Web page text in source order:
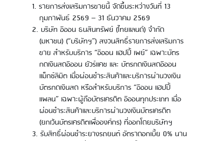
รายการส่งเสริมการขายนี้ จัดขึ้นระหว่างวันที่ 13
กุมภาพันธ์ 2569 – 31 ธันวาคม 2569
บริษัท อิออน ธนสินทรัพย์ (ไทยแลนด์) จำกัด
(มหาชน) (“บริษัทฯ”) สงวนสิทธิ์รายการส่งเสริมการ
ขาย สำหรับบริการ “อิออน แฮปปี้ เพย์” เฉพาะบัตร
กดเงินสดอิออน ยัวร์แคช และ บัตรกดเงินสดอิออน
แม็กซ์ลิมิต เมื่อผ่อนชำระสินค้าและบริการผ่านวงเงิน
บัตรกดเงินสด หรือสำหรับบริการ “อิออน แฮปปี้
แพลน” เฉพาะผู้ถือบัตรเครดิต อิออนทุกประเภท เมื่อ
ผ่อนชำระสินค้าและบริการผ่านวงเงินบัตรเครดิต
(ยกเว้นบัตรเครดิตเพื่อองค์กร) ที่ออกโดยบริษัทฯ
รับสิทธิ์ผ่อนชำระยางรถยนต์ อัตราดอกเบี้ย 0% นาน